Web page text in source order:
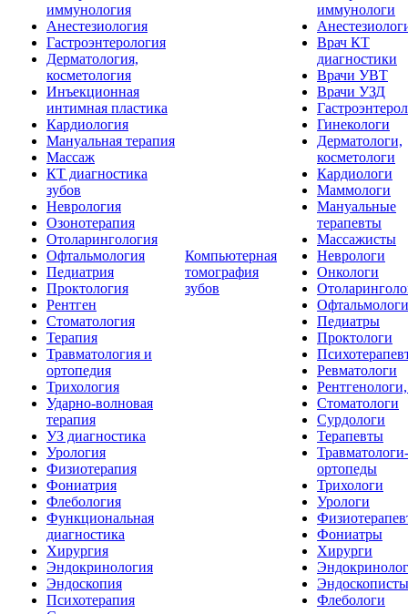
иммунология
Анестезиология
Гастроэнтерология
Дерматология,
косметология
Инъекционная
интимная пластика
Кардиология
Мануальная терапия
Массаж
КТ диагностика
зубов
Неврология
Озонотерапия
Отоларингология
Офтальмология
Педиатрия
Проктология
Рентген
Стоматология
Терапия
Травматология и
ортопедия
Трихология
Ударно-волновая
терапия
УЗ диагностика
Урология
Физиотерапия
Фониатрия
Флебология
Функциональная
диагностика
Хирургия
Эндокринология
Эндоскопия
Психотерапия
Компьютерная
томография
зубов
иммунологи
Врач КТ
диагностики
Врачи УВТ
Врачи УЗД
Гинекологи
Дерматологи,
косметологи
Кардиологи
Маммологи
Мануальные
терапевты
Массажисты
Неврологи
Онкологи
Офтальмологи
Педиатры
Проктологи
Ревматологи
Стоматологи
Сурдологи
Терапевты
Травматологи-
ортопеды
Трихологи
Урологи
Фониатры
Хирурги
Эндоскописты
Флебологи